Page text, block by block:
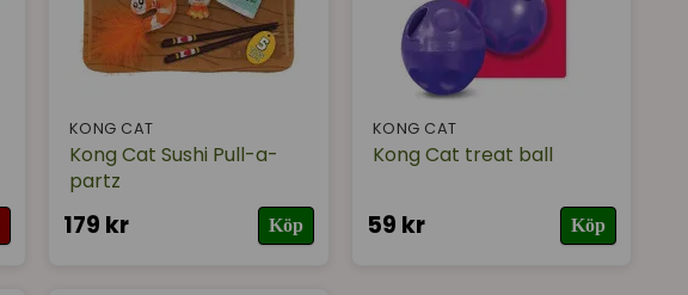
KONG CAT
Kong Cat Sushi Pull-a-
partz
179 kr Köp
KONG CAT
Kong Cat treat ball
59 kr Köp